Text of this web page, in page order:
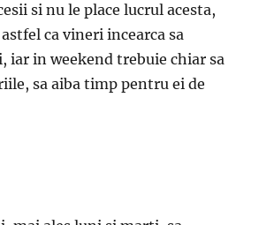
si nu le place lucrul acesta,
ca vineri incearca sa
iar in weekend trebuie chiar sa
sa aiba timp pentru ei de